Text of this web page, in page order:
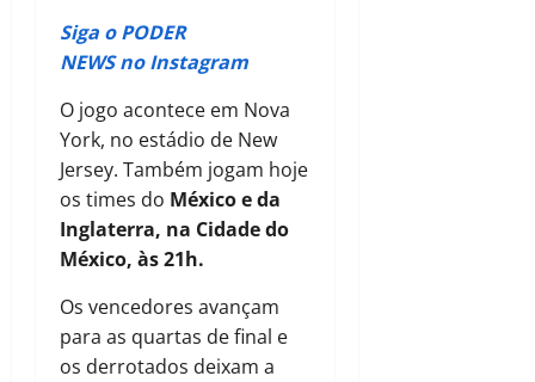
Siga o PODER
NEWS no Instagram
O jogo acontece em Nova
York, no estádio de New
Jersey. Também jogam hoje
os times do México e da
Inglaterra, na Cidade do
México, às 21h.
Os vencedores avançam
para as quartas de final e
os derrotados deixam a